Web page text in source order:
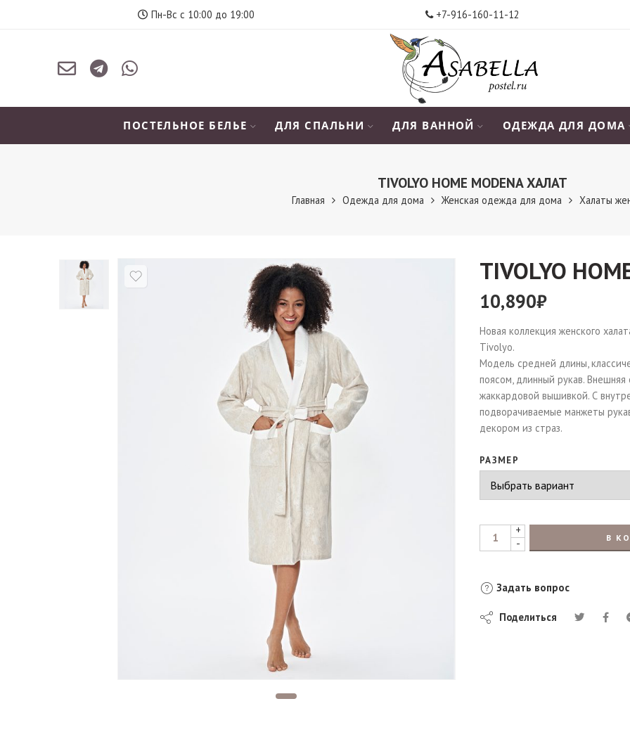
Пн-Вс с 10:00 до 19:00 +7-916-160-11-12
ПОСТЕЛЬНОЕ БЕЛЬЕ ДЛЯ СПАЛЬНИ ДЛЯ ВАННОЙ ОДЕЖДА ДЛЯ ДОМА
TIVOLYO HOME MODENA ХАЛАТ
Главная Одежда для дома Женская одежда для дома Халаты
TIVOLYO
10,890₽
Новая коллекция женского
Tivolyo.
Модель средней длины,
поясом, длинный рукав.
жаккардовой вышивкой. С
подворачиваемые манжеты
декором из страз.
РАЗМЕР
+
-
В
Задать вопрос
Поделиться